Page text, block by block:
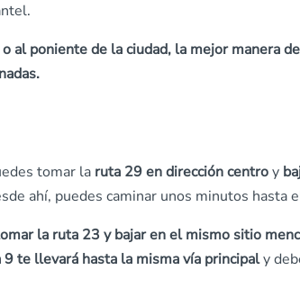
al poniente de la ciudad, la mejor manera
tomar la ruta 29 en dirección centroy
ahí, puedes caminar unos minutos hasta
la ruta 23 y bajar en el mismo sitio
te llevará hasta la misma vía principaly